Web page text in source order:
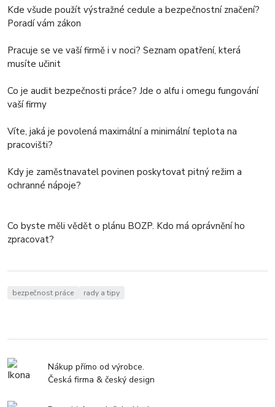
Kde všude použít výstražné cedule a bezpečnostní značení?
Poradí vám zákon
Pracuje se ve vaší firmě i v noci? Seznam opatření, která
musíte učinit
Co je audit bezpečnosti práce? Jde o alfu i omegu fungování
vaší firmy
Víte, jaká je povolená maximální a minimální teplota na
pracovišti?
Kdy je zaměstnavatel povinen poskytovat pitný režim a
ochranné nápoje?
Co byste měli vědět o plánu BOZP. Kdo má oprávnění ho
zpracovat?
bezpečnost práce rady a tipy
Nákup přímo od výrobce.
Česká firma & český design